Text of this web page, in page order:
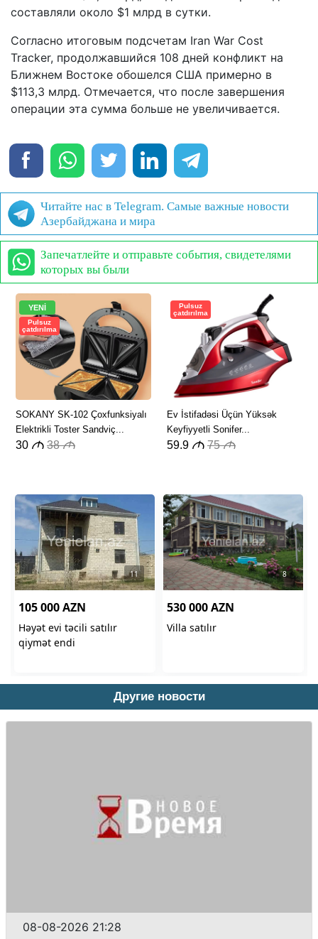
составляли около $1 млрд в сутки.
Согласно итоговым подсчетам Iran War Cost
Tracker, продолжавшийся 108 дней конфликт на
Ближнем Востоке обошелся США примерно в
$113,3 млрд. Отмечается, что после завершения
операции эта сумма больше не увеличивается.
Читайте нас в Telegram. Самые важные новости
Азербайджана и мира
Запечатлейте и отправьте события, свидетелями
которых вы были
Другие новости
08-08-2026 21:28